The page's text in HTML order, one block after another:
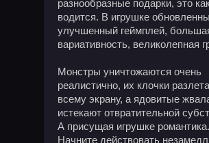
разнообразные подарки, это
водится. В игрушке
улучшенный геймплей,
вариативность, великолепная
Монстры уничтожаются очень
реалистично, их клочки
всему экрану, а ядовитые
истекают отвратительной
А присущая игрушке
Начните действовать